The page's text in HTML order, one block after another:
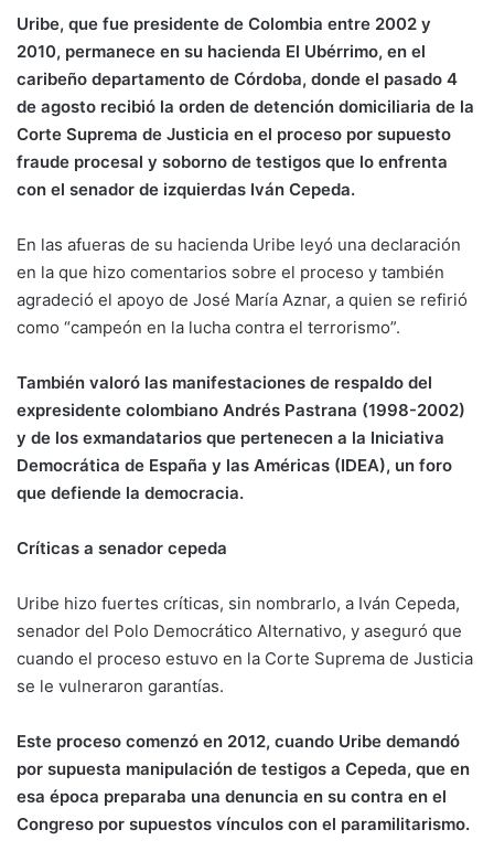
Uribe, que fue presidente de Colombia entre 2002 y
2010, permanece en su hacienda El Ubérrimo, en el
caribeño departamento de Córdoba, donde el pasado 4
de agosto recibió la orden de detención domiciliaria de la
Corte Suprema de Justicia en el proceso por supuesto
fraude procesal y soborno de testigos que lo enfrenta
con el senador de izquierdas Iván Cepeda.
En las afueras de su hacienda Uribe leyó una declaración
en la que hizo comentarios sobre el proceso y también
agradeció el apoyo de José María Aznar, a quien se refirió
como “campeón en la lucha contra el terrorismo”.
También valoró las manifestaciones de respaldo del
expresidente colombiano Andrés Pastrana (1998-2002)
y de los exmandatarios que pertenecen a la Iniciativa
Democrática de España y las Américas (IDEA), un foro
que defiende la democracia.
Críticas a senador cepeda
Uribe hizo fuertes críticas, sin nombrarlo, a Iván Cepeda,
senador del Polo Democrático Alternativo, y aseguró que
cuando el proceso estuvo en la Corte Suprema de Justicia
se le vulneraron garantías.
Este proceso comenzó en 2012, cuando Uribe demandó
por supuesta manipulación de testigos a Cepeda, que en
esa época preparaba una denuncia en su contra en el
Congreso por supuestos vínculos con el paramilitarismo.